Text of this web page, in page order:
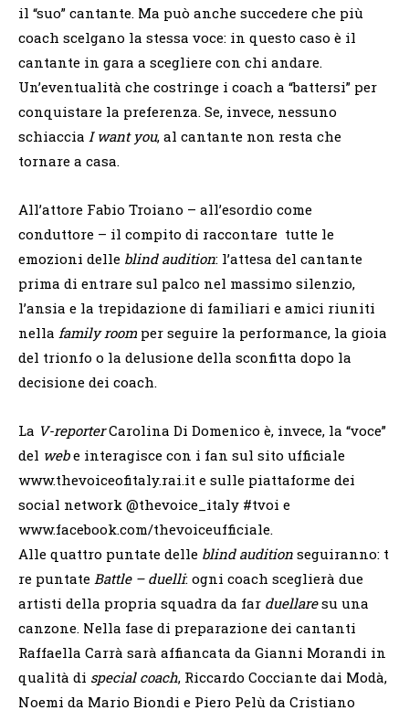
il “suo” cantante. Ma può anche succedere che più
coach scelgano la stessa voce: in questo caso è il
cantante in gara a scegliere con chi andare.
Un’eventualità che costringe i coach a “battersi” per
conquistare la preferenza. Se, invece, nessuno
schiaccia I want you, al cantante non resta che
tornare a casa.
All’attore Fabio Troiano – all’esordio come
conduttore – il compito di raccontare tutte le
emozioni delle blind audition: l’attesa del cantante
prima di entrare sul palco nel massimo silenzio,
l’ansia e la trepidazione di familiari e amici riuniti
nella family room per seguire la performance, la gioia
del trionfo o la delusione della sconfitta dopo la
decisione dei coach.
La V-reporterCarolina Di Domenico è, invece, la “voce”
del webe interagisce con i fan sul sito ufficiale
www.thevoiceofitaly.rai.it e sulle piattaforme dei
social network @thevoice_italy #tvoi e
www.facebook.com/thevoiceufficiale.
Alle quattro puntate delle blind audition seguiranno: t
re puntate Battle – duelli: ogni coach sceglierà due
artisti della propria squadra da far duellaresu una
canzone. Nella fase di preparazione dei cantanti
Raffaella Carrà sarà affiancata da Gianni Morandi in
qualità di special coach, Riccardo Cocciante dai Modà,
Noemi da Mario Biondi e Piero Pelù da Cristiano